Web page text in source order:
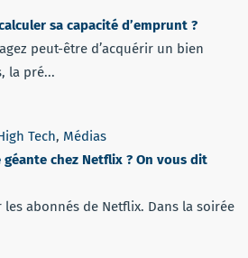
sa capacité d’emprunt ?
peut-être d’acquérir un bien
la pré...
Tech, Médias
géante chez Netflix ? On vous dit
abonnés de Netflix. Dans la soirée